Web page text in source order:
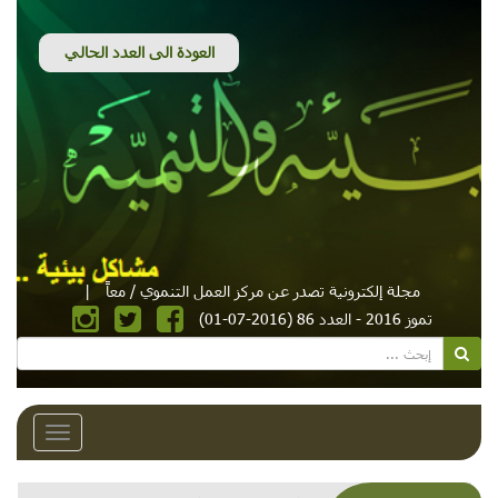
مجلة إلكترونية تصدر عن مركز العمل التنموي / معاً
|
تموز 2016 - العدد 86 (2016-07-01)
Toggle